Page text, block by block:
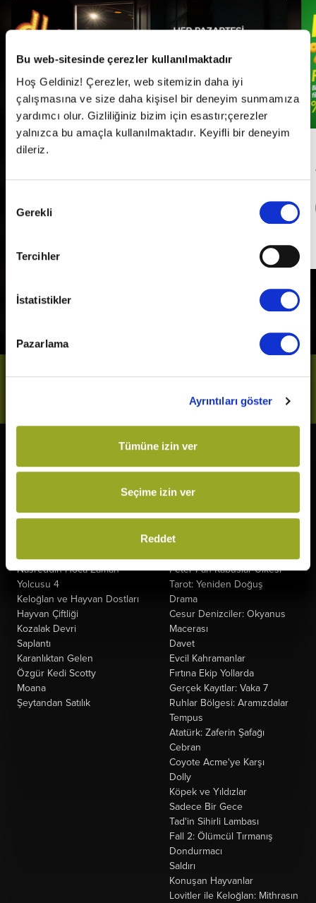
Bu web-sitesinde çerezler kullanılmaktadır
Hoş Geldiniz! Çerezler, web sitemizin daha iyi
çalışmasına ve size daha kişisel bir deneyim sunmamıza
yardımcı olur. Gizliliğiniz bizim için esastır;çerezler
yalnızca bu amaçla kullanılmaktadır. Keyifli bir deneyim
dileriz.
Seçimi
Gerekli
Tercihler
İstatistikler
Pazarlama
Ayrıntıları göster
Tümüne izin ver
Seçime izin ver
Reddet
Her Pazartesi Halk Günü!
Bizi Takip Et
The Odyssey
Nasreddin Hoca Zaman
Yolcusu 4
Keloğlan ve Hayvan Dostları
Hayvan Çiftliği
Kozalak Devri
Saplantı
Karanlıktan Gelen
Özgür Kedi Scotty
Moana
Şeytandan Satılık
Derin Dehşet
Fırtınadan Önce
Oak Caddesi'nin Sonu
Peter Pan Kabuslar Ülkesi
Tarot: Yeniden Doğuş
Drama
Cesur Denizciler: Okyanus
Macerası
Davet
Evcil Kahramanlar
Fırtına Ekip Yollarda
Gerçek Kayıtlar: Vaka 7
Ruhlar Bölgesi: Aramızdalar
Tempus
Atatürk: Zaferin Şafağı
Cebran
Coyote Acme'ye Karşı
Dolly
Köpek ve Yıldızlar
Sadece Bir Gece
Tad'in Sihirli Lambası
Fall 2: Ölümcül Tırmanış
Dondurmacı
Saldırı
Konuşan Hayvanlar
Lovitler ile Keloğlan: Mithrasın